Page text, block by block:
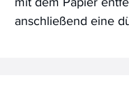
anschließend eine